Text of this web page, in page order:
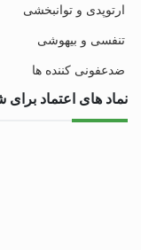
ارتوپدی و توانبخشی
تنفسی و بیهوشی
ضدعفونی کننده ها
نماد های اعتماد برای